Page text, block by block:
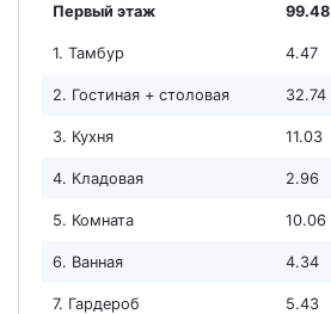
Первый этаж 99.48
1. Тамбур 4.47
2. Гостиная + столовая 32.74
3. Кухня 11.03
4. Кладовая 2.96
5. Комната 10.06
6. Ванная 4.34
7. Гардероб 5.43